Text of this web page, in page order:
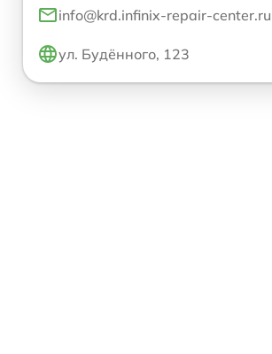
info@krd.infinix-repair-center.ru
ул. Будённого, 123